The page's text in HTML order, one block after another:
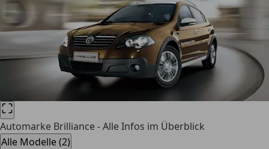
Automarke Brilliance - Alle Infos im Überblick
Alle Modelle (2)